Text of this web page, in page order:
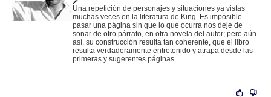
Una repetición de personajes y situaciones ya vistas
muchas veces en la literatura de King. Es imposible
pasar una página sin que lo que ocurra nos deje de
sonar de otro párrafo, en otra novela del autor; pero aún
así, su construcción resulta tan coherente, que el libro
resulta verdaderamente entretenido y atrapa desde las
primeras y sugerentes páginas.